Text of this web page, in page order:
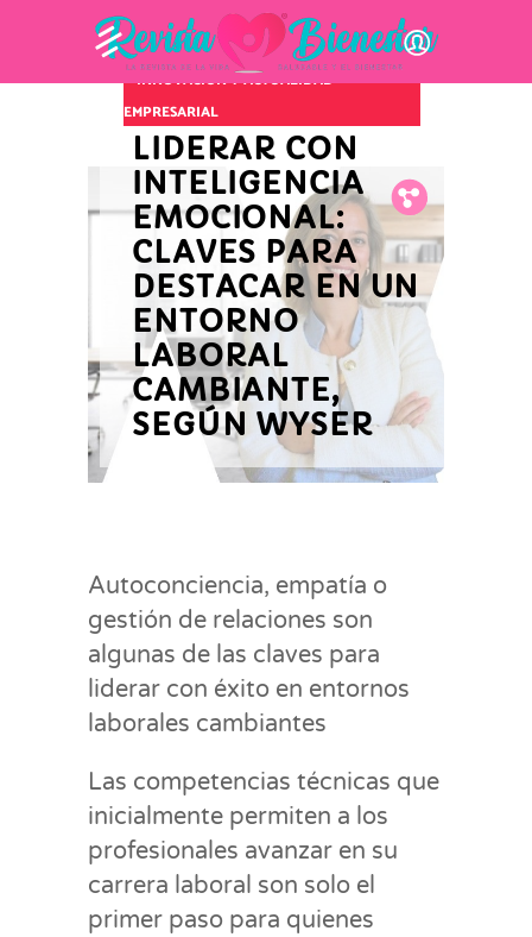
Fb.
Tw.
Pin.
INNOVACIÓN Y ACTUALIDAD
EMPRESARIAL
LIDERAR CON
INTELIGENCIA
EMOCIONAL:
CLAVES PARA
DESTACAR EN UN
ENTORNO
LABORAL
CAMBIANTE,
SEGÚN WYSER
Autoconciencia, empatía o
gestión de relaciones son
algunas de las claves para
liderar con éxito en entornos
laborales cambiantes
Las competencias técnicas que
inicialmente permiten a los
profesionales avanzar en su
carrera laboral son solo el
primer paso para quienes